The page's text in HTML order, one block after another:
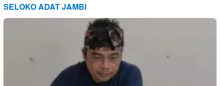
SELOKO ADAT JAMBI